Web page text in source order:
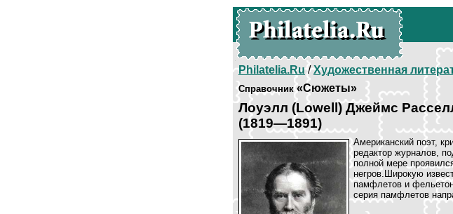
Philatelia.Ru/Художественная
Справочник«Сюжеты»
Лоуэлл (Lowell) Джеймс
(1819—1891)
Американский поэт,
редактор журналов,
полной мере
негров.Широкую
памфлетов и
серия памфлетов